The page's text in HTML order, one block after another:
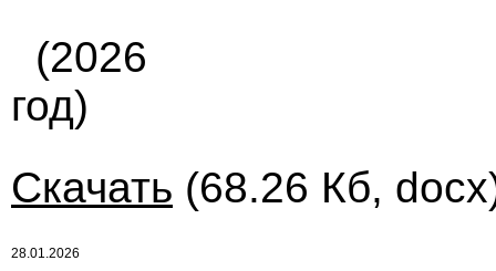
(2026
год)
Скачать (68.26 Кб,
28.01.2026